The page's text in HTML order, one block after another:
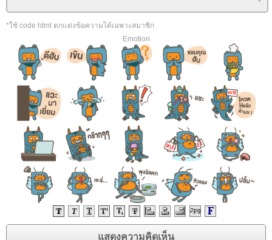
*ใช้ code html ตกแต่งข้อความได้เฉพาะสมาชิก
Emotion